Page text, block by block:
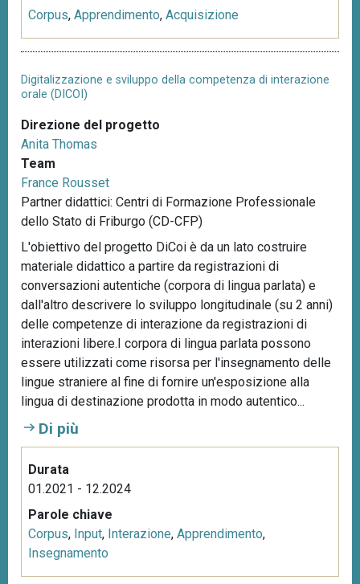
Corpus, Apprendimento, Acquisizione
Digitalizzazione e sviluppo della competenza di interazione
orale (DICOI)
Direzione del progetto
Anita Thomas
Team
France Rousset
Partner didattici: Centri di Formazione Professionale
dello Stato di Friburgo (CD-CFP)
L'obiettivo del progetto DiCoi è da un lato costruire
materiale didattico a partire da registrazioni di
conversazioni autentiche (corpora di lingua parlata) e
dall'altro descrivere lo sviluppo longitudinale (su 2 anni)
delle competenze di interazione da registrazioni di
interazioni libere.I corpora di lingua parlata possono
essere utilizzati come risorsa per l'insegnamento delle
lingue straniere al fine di fornire un'esposizione alla
lingua di destinazione prodotta in modo autentico...
Di più
Durata
01.2021 - 12.2024
Parole chiave
Corpus, Input, Interazione, Apprendimento,
Insegnamento